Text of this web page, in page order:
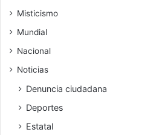
Misticismo
Mundial
Nacional
Noticias
Denuncia ciudadana
Deportes
Estatal